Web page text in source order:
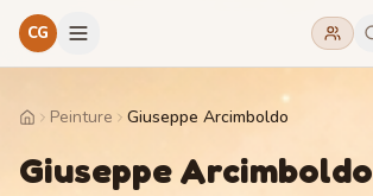
CG
HomePeinture Giuseppe Arcimboldo
Giuseppe Arcimboldo